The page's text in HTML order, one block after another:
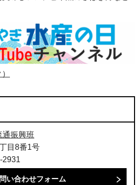
通振興班
目8番1号
2931